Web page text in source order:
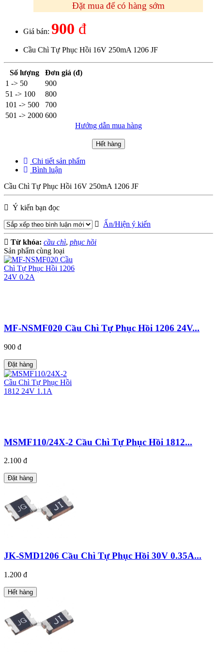
Đặt mua để có hàng sớm
Giá bán: 900 đ
Cầu Chì Tự Phục Hồi 16V 250mA 1206 JF
Số lượng
Đơn giá (đ)
1 -> 50
900
51 -> 100
800
101 -> 500
700
501 -> 2000 600
Hướng dẫn mua hàng
Hết hàng
Chi tiết sản phẩm
Bình luận
Cầu Chì Tự Phục Hồi 16V 250mA 1206 JF
Ý kiến bạn đọc
Ẩn/Hiện ý kiến
Từ khóa: cầu chì, phục hồi
Sản phẩm cùng loại
MF-NSMF020 Cầu Chì Tự Phục Hồi 1206 24V...
900 đ
Đặt hàng
MSMF110/24X-2 Cầu Chì Tự Phục Hồi 1812...
2.100 đ
Đặt hàng
JK-SMD1206 Cầu Chì Tự Phục Hồi 30V 0.35A...
1.200 đ
Hết hàng